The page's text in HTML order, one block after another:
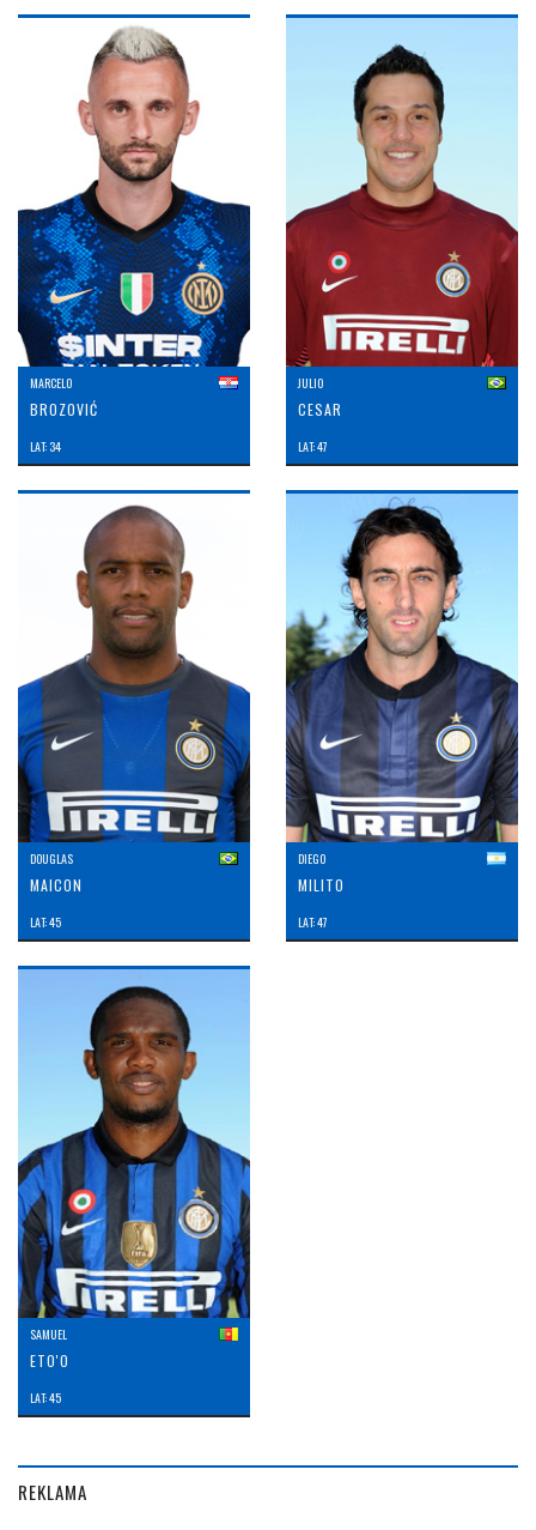
MARCELO
BROZOVIĆ
LAT: 34
JULIO
CESAR
LAT: 47
DOUGLAS
MAICON
LAT: 45
DIEGO
MILITO
LAT: 47
SAMUEL
ETO'O
LAT: 45
REKLAMA